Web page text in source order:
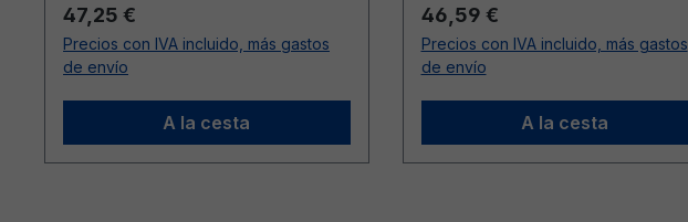
Precio normal:
47,25 €
Precios con IVA incluido, más gastos
de envío
A la cesta
Precio normal:
46,59 €
Precios con IVA incluido, más gastos
de envío
A la cesta